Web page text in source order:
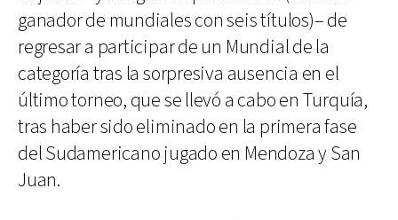
ganador de mundiales con seis títulos)– de
regresar a participar de un Mundial de la
categoría tras la sorpresiva ausencia en el
último torneo, que se llevó a cabo en Turquía,
tras haber sido eliminado en la primera fase
del Sudamericano jugado en Mendoza y San
Juan.